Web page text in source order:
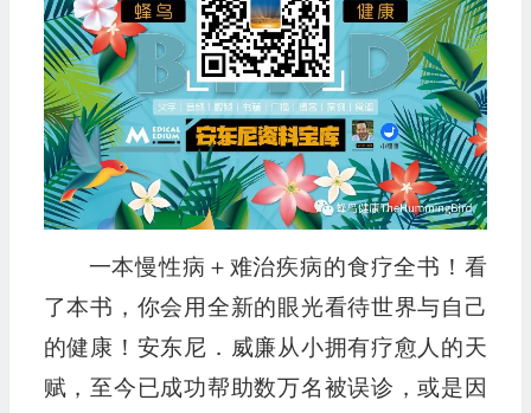
一本慢性病＋难治疾病的食疗全书！看
了本书，你会用全新的眼光看待世界与自己
的健康！安东尼．威廉从小拥有疗愈人的天
赋，至今已成功帮助数万名被误诊，或是因